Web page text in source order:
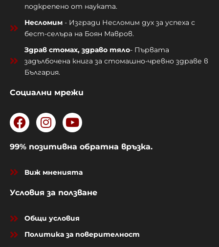
подкрепено от науката.
Несломим - Изгради Несломим дух за успеха с
бест-селъра на Боян Мавров.
Здрав стомах, здраво тяло- Първата
задълбочена книга за стомашно-чревно здраве в
България.
Социални мрежи
F
a
c
e
b
o
o
I
n
s
t
a
g
r
m
Y
o
u
t
u
b
e
99% позитивна обратна връзка.
Виж мненията
Условия за ползване
Общи условия
Политика за поверителност